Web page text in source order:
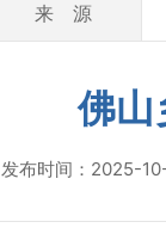
来 源
佛山
发布时间：2025-